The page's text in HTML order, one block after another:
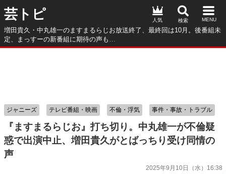
芸トピ
増田貴久・中丸雄一のますまるらじお放送終了、最終回は10月。後番組未
定、まっすーの新番組に期待の声も…
人気
『ますまるらじお』打ち切り。中丸雄一が不倫疑
惑で出演中止、増田貴久がとばっちり受け同情の
声
2025年9月10日（水）16:38
ジャニーズ テレビ番組・映画 不倫・浮気 事件・事故・トラブル